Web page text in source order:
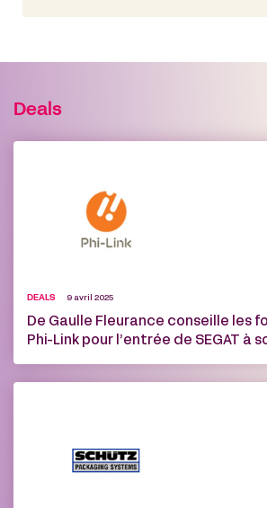
Deals
DEALS 9 avril 2025
De Gaulle Fleurance conseille les
Phi-Link pour l’entrée de SEGAT à